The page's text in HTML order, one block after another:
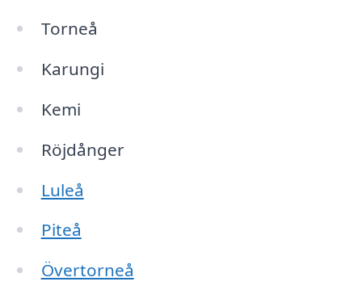
Torneå
Karungi
Kemi
Röjdånger
Luleå
Piteå
Övertorneå